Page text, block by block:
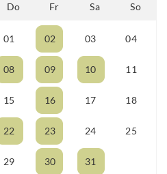
Do Fr Sa So
01 02 03 04
08 09 10 11
15 16 17 18
22 23 24 25
29 30 31